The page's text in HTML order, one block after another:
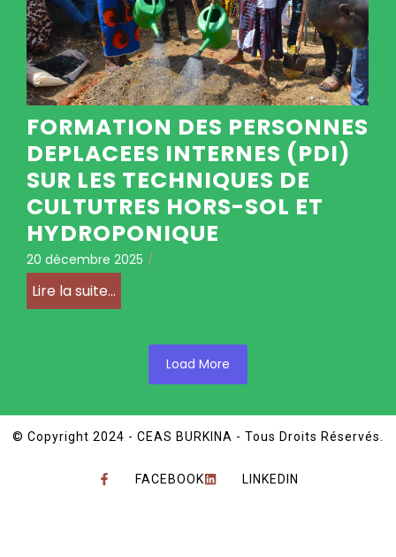
FORMATION DES PERSONNES
DEPLACEES INTERNES (PDI)
SUR LES TECHNIQUES DE
CULTUTRES HORS-SOL ET
HYDROPONIQUE
20 décembre 2025 /
Lire la suite...
Load More
© Copyright 2024 - CEAS BURKINA - Tous Droits Réservés.
FACEBOOK LINKEDIN